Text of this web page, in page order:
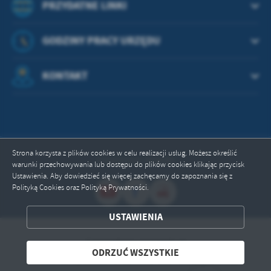
Strona korzysta z plików cookies w celu realizacji usług. Możesz określić
warunki przechowywania lub dostępu do plików cookies klikając przycisk
Ustawienia. Aby dowiedzieć się więcej zachęcamy do zapoznania się z
Polityką Cookies oraz Polityką Prywatności.
USTAWIENIA
ODRZUĆ WSZYSTKIE
treści w postaci wiadomości, ofert, komunikatów mediów
społecznościowych.
ZAPISZ WYBRANE
ODRZUĆ WSZYSTKIE
PRZYDATNE LINKI
GODZINY PRACY URZĘDU
KONTAKT
Odwiedzin: 664680
Copyright by przywidz.pl